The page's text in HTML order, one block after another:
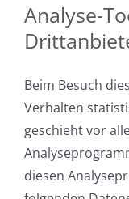
Analyse-
Beim Besuch
Verhalten
geschieht vor
diesen